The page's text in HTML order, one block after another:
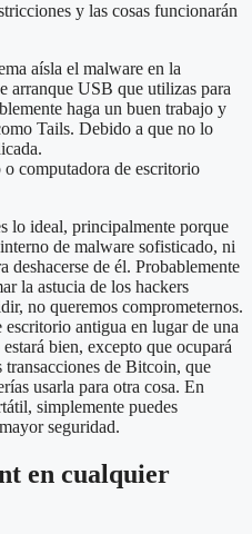
y las cosas funcionarán
aísla el malware en la
arranque USB que utilizas para
haga un buen trabajo y
Tails. Debido a que no lo
computadora de escritorio
lo ideal, principalmente porque
de malware sofisticado, ni
deshacerse de él. Probablemente
la astucia de los hackers
no queremos comprometernos.
escritorio antigua en lugar de una
bien, excepto que ocupará
transacciones de Bitcoin, que
usarla para otra cosa. En
simplemente puedes
seguridad.
en cualquier